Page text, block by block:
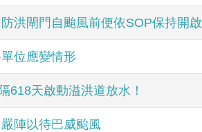
洪閘門自颱風前便依SOP保持開啟
位應變情形
618天啟動溢洪道放水！
陣以待巴威颱風